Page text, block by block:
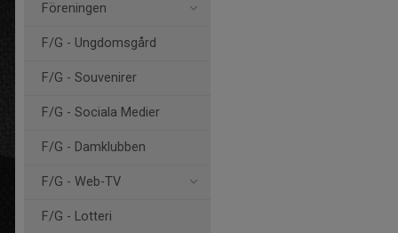
Föreningen
F/G - Ungdomsgård
F/G - Souvenirer
F/G - Sociala Medier
F/G - Damklubben
F/G - Web-TV
F/G - Lotteri